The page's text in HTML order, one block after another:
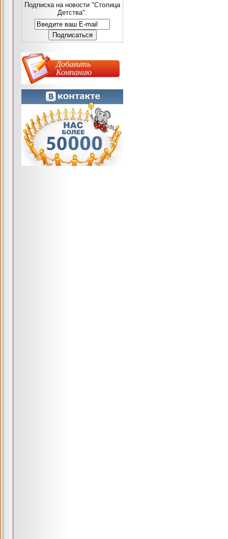
Подписка на новости "Столица
Детства":
Добавить
Компанию